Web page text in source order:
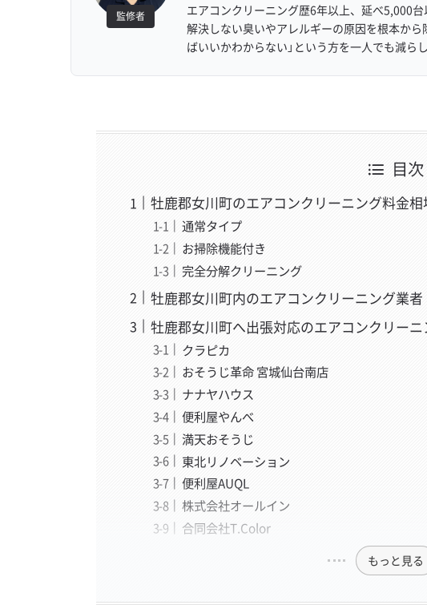
監修者
エアコンクリーニング歴6年以上、延べ5,000
解決しない臭いやアレルギーの原因を根本か
ばいいかわからない」という方を一人でも減ら
目次
牡鹿郡女川町のエアコンクリーニング料金相
通常タイプ
お掃除機能付き
完全分解クリーニング
牡鹿郡女川町内のエアコンクリーニング業者
牡鹿郡女川町へ出張対応のエアコンクリーニ
クラピカ
おそうじ革命 宮城仙台南店
ナナヤハウス
便利屋やんべ
満天おそうじ
東北リノベーション
便利屋AUQL
株式会社オールイン
合同会社T.Color
もっと見る